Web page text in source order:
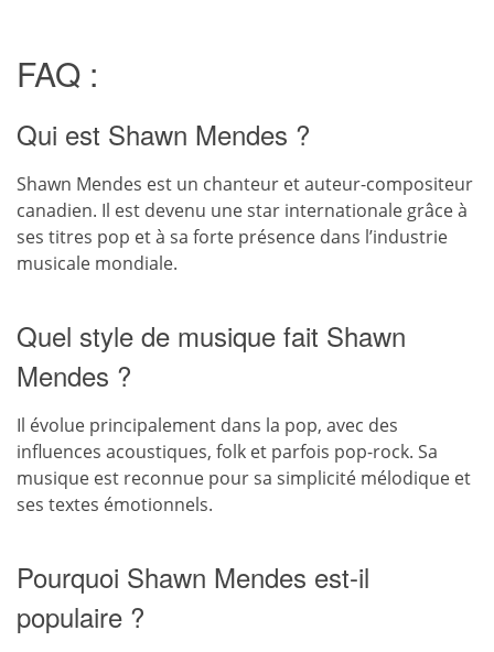
FAQ :
Qui est Shawn Mendes ?
Shawn Mendes est un chanteur et auteur-compositeur
canadien. Il est devenu une star internationale grâce à
ses titres pop et à sa forte présence dans l’industrie
musicale mondiale.
Quel style de musique fait Shawn
Mendes ?
Il évolue principalement dans la pop, avec des
influences acoustiques, folk et parfois pop-rock. Sa
musique est reconnue pour sa simplicité mélodique et
ses textes émotionnels.
Pourquoi Shawn Mendes est-il
populaire ?